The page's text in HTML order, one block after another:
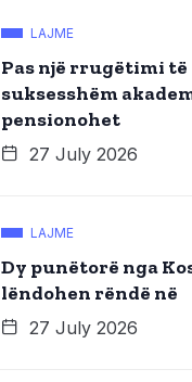
LAJME
Pas një rrugëtimi të
suksesshëm
pensionohet
27 July 2026
LAJME
Dy punëtorë nga
lëndohen rëndë në
27 July 2026